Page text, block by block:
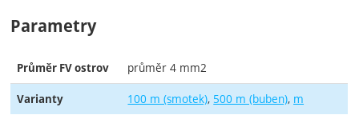
Parametry
Průměr FV ostrov průměr 4 mm2
Varianty 100 m (smotek) 500 m (buben) m